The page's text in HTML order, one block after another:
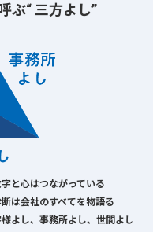
ぶ“ 三方よし”
と心はつながっている
は会社のすべてを物語る
よし、事務所よし、世間よし